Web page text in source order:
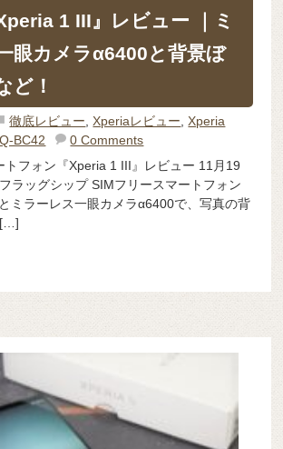
1 III』レビュー ｜ミ
眼カメラα6400と背景ぼ
ど！
徹底レビュー,Xperiaレビュー,Xperia
BC42
0 Comments
トフォン『Xperia 1 III』レビュー 11月19
ラッグシップ SIMフリースマートフォン
ミラーレス一眼カメラα6400で、写真の背
[…]